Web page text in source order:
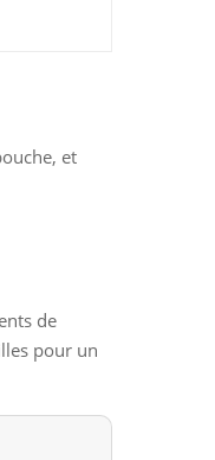
et
de
pour un